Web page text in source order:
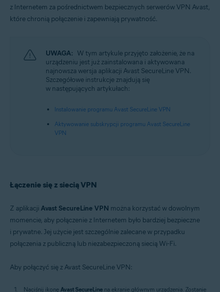
Apple iOS 14.0 lub nowszy
z Internetem za pośrednictwem bezpiecznych serwerów VPN Avast,
które chronią połączenie i zapewniają prywatność.
UWAGA: W tym artykule przyjęto założenie, że na
urządzeniu jest już zainstalowana i aktywowana
najnowsza wersja aplikacji Avast SecureLine VPN.
Szczegółowe instrukcje znajdują się
w następujących artykułach:
Instalowanie programu Avast SecureLine VPN
Aktywowanie subskrypcji programu Avast SecureLine
VPN
Łączenie się z siecią VPN
Z aplikacji Avast SecureLine VPN można korzystać w dowolnym
momencie, aby połączenie z Internetem było bardziej bezpieczne
i prywatne. Jej użycie jest szczególnie zalecane w przypadku
połączenia z publiczną lub niezabezpieczoną siecią Wi-Fi.
Aby połączyć się z Avast SecureLine VPN:
Naciśnij ikonę Avast SecureLine na ekranie głównym urządzenia. Zostanie